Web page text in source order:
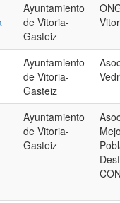
Ayuntamiento
de Vitoria-
Gasteiz
Ayuntamiento
de Vitoria-
Gasteiz
Ayuntamiento
de Vitoria-
Gasteiz